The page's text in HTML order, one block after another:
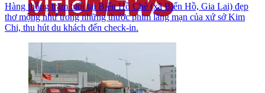
Hàng thông trăm tuổi tại Biển Hồ Chè (xã Biển Hồ, Gia Lai) đẹp
thơ mộng như trong những thước phim lãng mạn của xứ sở Kim
Chi, thu hút du khách đến check-in.